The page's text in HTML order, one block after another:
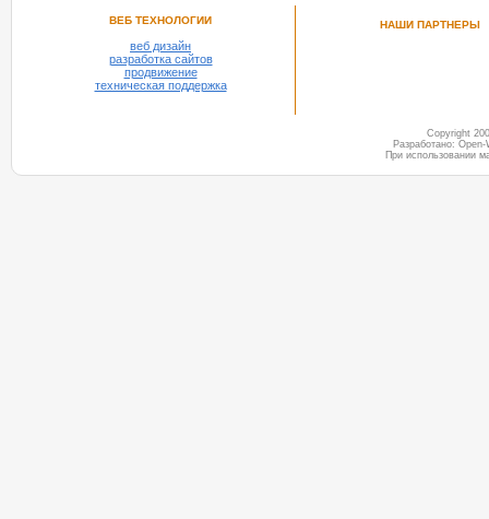
ВЕБ ТЕХНОЛОГИИ
веб дизайн
разработка сайтов
продвижение
техническая поддержка
НАШИ ПАРТНЕРЫ
Copyright
Разработано:
При использовании